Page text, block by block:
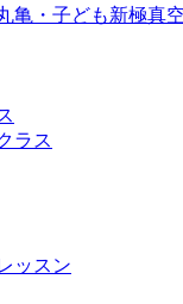
亀・子ども新極真
ラス
ッスン